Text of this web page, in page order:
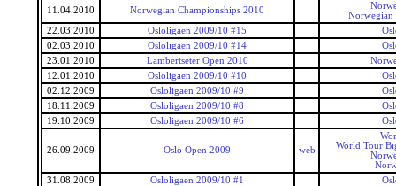
11.04.2010
Norwegian Championships 2010
Norwegian
22.03.2010
Osloligaen 2009/10 #15
02.03.2010
Osloligaen 2009/10 #14
23.01.2010
Lambertseter Open 2010
12.01.2010
Osloligaen 2009/10 #10
02.12.2009
Osloligaen 2009/10 #9
18.11.2009
Osloligaen 2009/10 #8
19.10.2009
Osloligaen 2009/10 #6
26.09.2009 Oslo Open 2009 web
World Tour
31.08.2009
Osloligaen 2009/10 #1